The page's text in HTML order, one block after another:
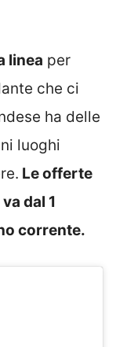
linea per
che ci
ha delle
luoghi
Le offerte
dal 1
corrente.